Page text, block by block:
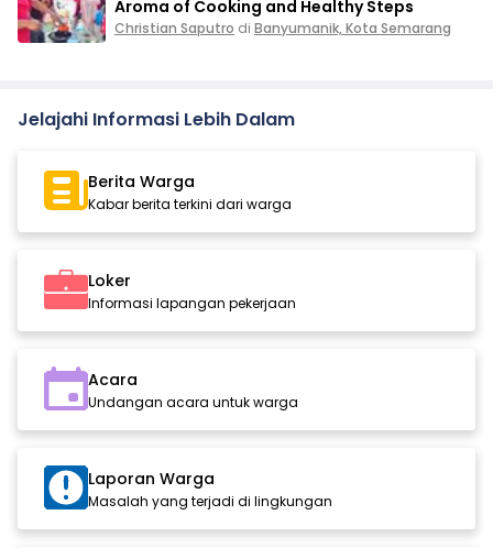
Aroma of Cooking and Healthy Steps
Christian Saputro di Banyumanik, Kota Semarang
Jelajahi Informasi Lebih Dalam
Berita Warga
Kabar berita terkini dari warga
Loker
Informasi lapangan pekerjaan
Acara
Undangan acara untuk warga
Laporan Warga
Masalah yang terjadi di lingkungan